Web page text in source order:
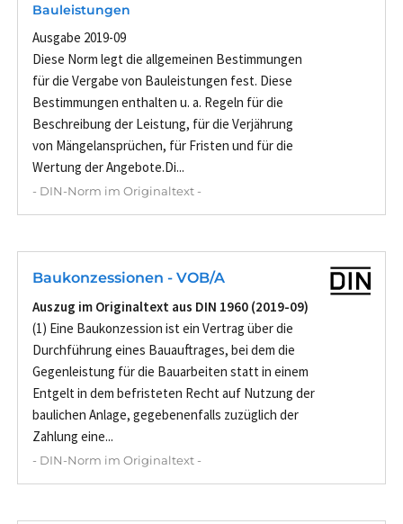
Bauleistungen
Ausgabe 2019-09
Diese Norm legt die allgemeinen Bestimmungen
für die Vergabe von Bauleistungen fest. Diese
Bestimmungen enthalten u. a. Regeln für die
Beschreibung der Leistung, für die Verjährung
von Mängelansprüchen, für Fristen und für die
Wertung der Angebote.Di...
- DIN-Norm im Originaltext -
Baukonzessionen - VOB/A
Auszug im Originaltext aus DIN 1960 (2019-09)
(1) Eine Baukonzession ist ein Vertrag über die
Durchführung eines Bauauftrages, bei dem die
Gegenleistung für die Bauarbeiten statt in einem
Entgelt in dem befristeten Recht auf Nutzung der
baulichen Anlage, gegebenenfalls zuzüglich der
Zahlung eine...
- DIN-Norm im Originaltext -